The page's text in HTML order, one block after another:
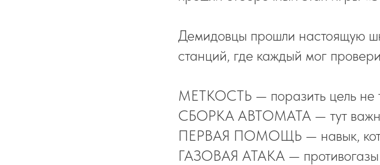
Демидовцы прошли настоящую
станций, где каждый мог
МЕТКОСТЬ — поразить цель не
СБОРКА АВТОМАТА — тут
ПЕРВАЯ ПОМОЩЬ — навык,
ГАЗОВАЯ АТАКА — противогазы